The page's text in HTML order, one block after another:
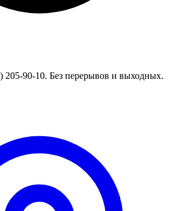
205-90-10. Без перерывов и выходных.